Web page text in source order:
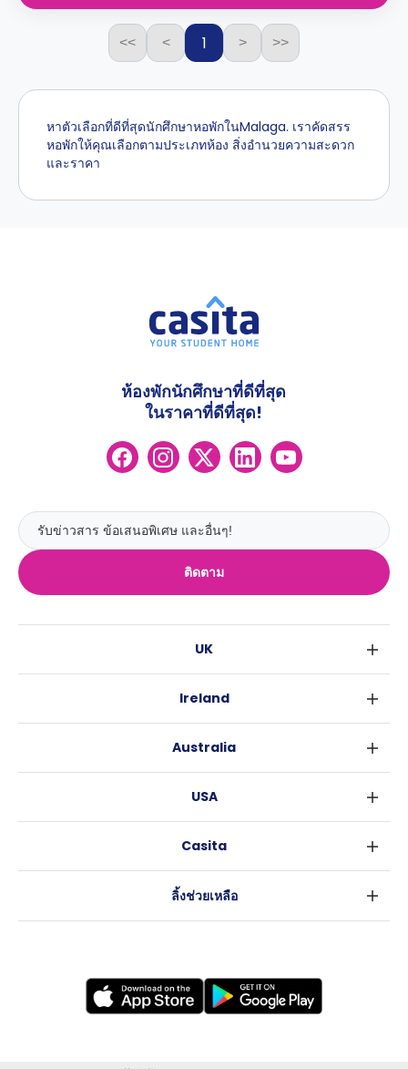
<< < 1 > >>
หาตัวเลือกที่ดีที่สุดนักศึกษาหอพักในMalaga. เราคัดสรร
หอพักให้คุณเลือกตามประเภทห้อง สิ่งอำนวยความสะดวก
และราคา
ติดตาม
ห้องพักนักศึกษาที่ดีที่สุด
ในราคาที่ดีที่สุด!
UK
กลาสโกว
เอดินเบอระ
ลีดส์
บริสโทล
คาร์ดิฟ
แบรดฟอร์ด
นิวแคสเซิล
Ireland
Australia
บริสเบน
อะเดลายด์
USA
แอตแลนตา
Casita
ลิ้งช่วยเหลือ